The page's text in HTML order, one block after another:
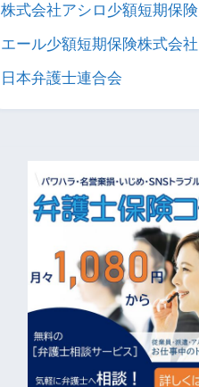
株式会社アシロ少額短期保険
エール少額短期保険株式会社
日本弁護士連合会